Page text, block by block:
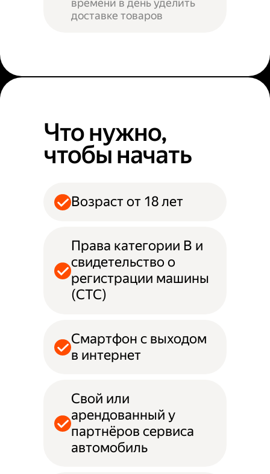
доставке товаров
Что нужно,
чтобы начать
Возраст от 18 лет
Права категории B и
свидетельство о
регистрации машины
(СТС)
Смартфон с выходом
в интернет
Свой или
арендованный у
партнёров сервиса
автомобиль